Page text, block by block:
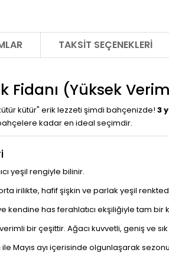
TAKSIT SEÇENEKLERI
Fidanı (Yüksek
kütür" erik lezzeti şimdi bahçenizde! 3
kadar en ideal seçimdir.
yeşil rengiyle bilinir.
irilikte, hafif şişkin ve parlak yeşil
kendine has ferahlatıcı ekşiliğiyle tam
bir çeşittir. Ağacı kuvvetli, geniş ve sık
ile Mayıs ayı içerisinde olgunlaşarak